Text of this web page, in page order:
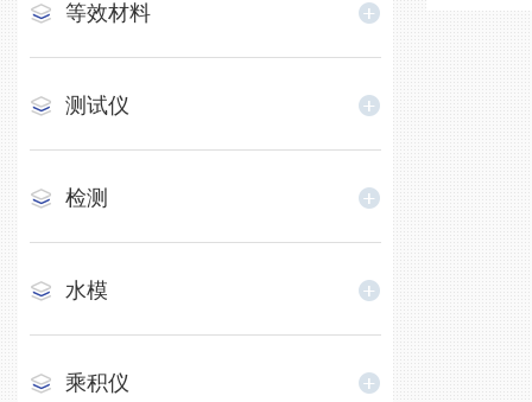
等效材料
测试仪
检测
水模
乘积仪